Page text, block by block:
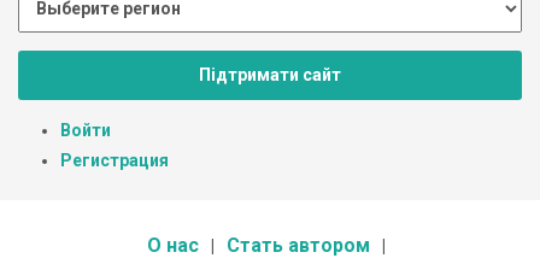
Підтримати сайт
Войти
Регистрация
О нас Стать автором